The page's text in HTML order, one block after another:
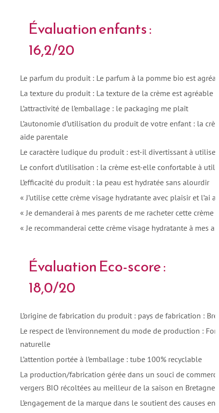
Évaluation enfants :
16,2/20
Le parfum du produit : Le parfum à la pomme bio est
La texture du produit : La texture de la crème est agréable
L’attractivité de l’emballage : le packaging me plaît
L’autonomie d’utilisation du produit de votre enfant : la
aide parentale
Le caractère ludique du produit : est-il divertissant à utiliser
Le confort d’utilisation : la crème est-elle confortable à
L’efficacité du produit : la peau est hydratée sans alourdir
« J’utilise cette crème visage hydratante avec plaisir et l’ai
« Je demanderai à mes parents de me racheter cette crème
« Je recommanderai cette crème visage hydratante à mes
Évaluation Eco-score :
18,0/20
L’origine de fabrication du produit : pays de fabrication :
Le respect de l’environnement du mode de production :
naturelle
L’attention portée à l’emballage : tube 100% recyclable
La production/fabrication gérée dans un souci de
vergers BIO récoltées au meilleur de la saison en Bretagne
L’engagement de la marque dans le soutient des causes